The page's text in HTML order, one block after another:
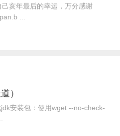
亥年最后的幸运，万分感谢
...
）
安装包：使用wget --no-check-